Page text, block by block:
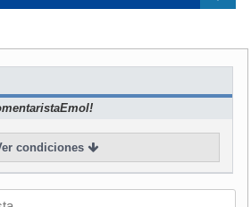
sobre la totalidad de los recursos de
de la materia reclamada en el
agregó.
ha decidió recoger los
presentados por la ciudadanía y
condiciones